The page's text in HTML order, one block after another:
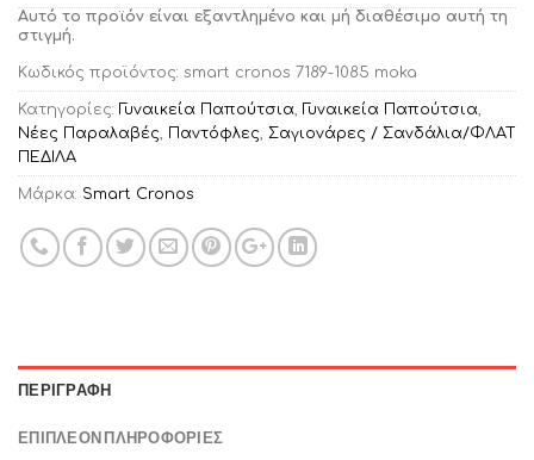
Αυτό το προϊόν είναι εξαντλημένο και μή διαθέσιμο αυτή τη
στιγμή.
Κωδικός προϊόντος: smart cronos 7189-1085 moka
Κατηγορίες: Γυναικεία Παπούτσια, Γυναικεία Παπούτσια,
Νέες Παραλαβές, Παντόφλες, Σαγιονάρες / Σανδάλια/ΦΛΑΤ
ΠΕΔΙΛΑ
Μάρκα: Smart Cronos
ΠΕΡΙΓΡΑΦΉ
ΕΠΙΠΛΈΟΝ ΠΛΗΡΟΦΟΡΊΕΣ